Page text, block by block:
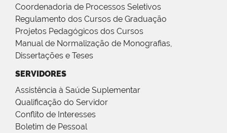
Coordenadoria de Processos Seletivos
Regulamento dos Cursos de Graduação
Projetos Pedagógicos dos Cursos
Manual de Normalização de Monografias,
Dissertações e Teses
SERVIDORES
Assistência à Saúde Suplementar
Qualificação do Servidor
Conflito de Interesses
Boletim de Pessoal